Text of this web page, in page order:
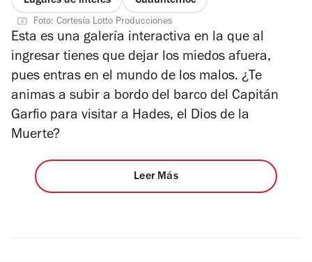
Foto: Cortesía Lotto Producciones
Esta es una galería interactiva en la que al
ingresar tienes que dejar los miedos afuera,
pues entras en el mundo de los malos. ¿Te
animas a subir a bordo del barco del Capitán
Garfio para visitar a Hades, el Dios de la
Muerte?
Leer Más